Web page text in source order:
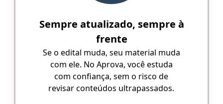
Sempre atualizado, sempre à
frente
Se o edital muda, seu material muda
com ele. No Aprova, você estuda
com confiança, sem o risco de
revisar conteúdos ultrapassados.